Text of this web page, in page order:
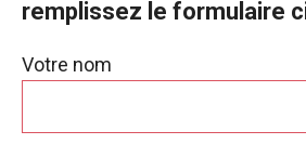
remplissez le formulaire
Votre nom